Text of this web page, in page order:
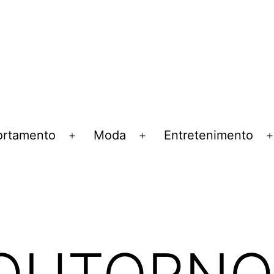
Abrir
Moda
Abrir
Entretenimento